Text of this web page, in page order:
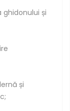
ghidonului și
și